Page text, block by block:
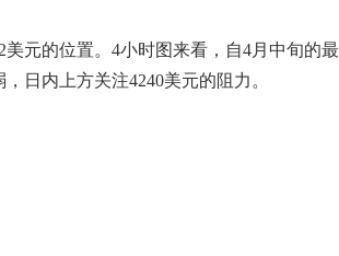
元的位置。4小时图来看，自4月中旬的
日内上方关注4240美元的阻力。